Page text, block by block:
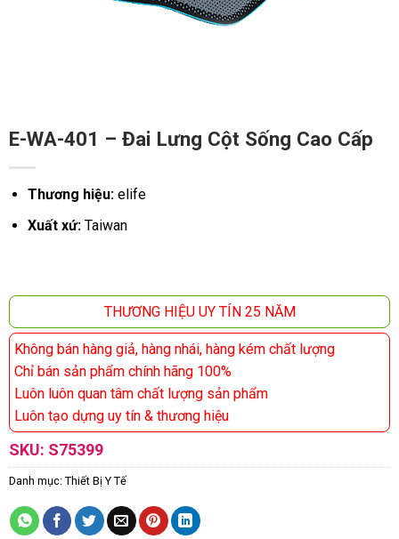
E-WA-401 – Đai Lưng Cột Sống Cao Cấp
Thương hiệu:elife
Xuất xứ: Taiwan
THƯƠNG HIỆU UY TÍN 25 NĂM
Không bán hàng giả, hàng nhái, hàng kém chất lượng
Chỉ bán sản phẩm chính hãng 100%
Luôn luôn quan tâm chất lượng sản phẩm
Luôn tạo dựng uy tín & thương hiệu
SKU: S75399
Danh mục: Thiết Bị Y Tế